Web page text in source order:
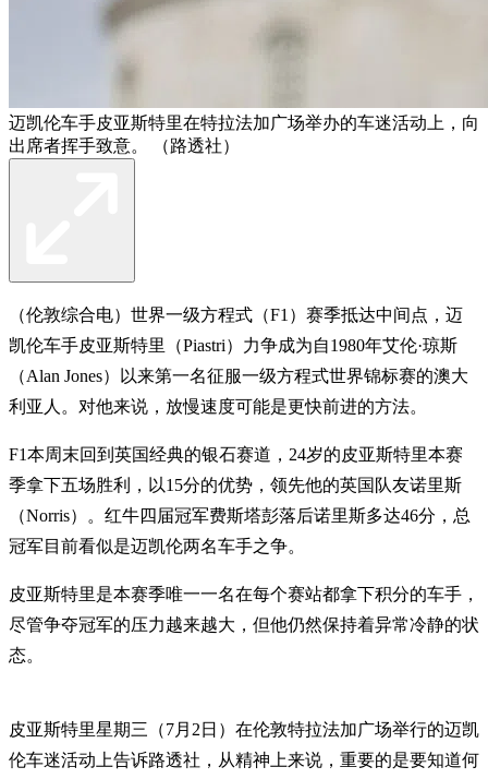
迈凯伦车手皮亚斯特里在特拉法加广场举办的车迷活动上，向
出席者挥手致意。 （路透社）
（伦敦综合电）世界一级方程式（F1）赛季抵达中间点，迈
凯伦车手皮亚斯特里（Piastri）力争成为自1980年艾伦·琼斯
（Alan Jones）以来第一名征服一级方程式世界锦标赛的澳大
利亚人。对他来说，放慢速度可能是更快前进的方法。
F1本周末回到英国经典的银石赛道，24岁的皮亚斯特里本赛
季拿下五场胜利，以15分的优势，领先他的英国队友诺里斯
（Norris）。红牛四届冠军费斯塔彭落后诺里斯多达46分，总
冠军目前看似是迈凯伦两名车手之争。
皮亚斯特里是本赛季唯一一名在每个赛站都拿下积分的车手，
尽管争夺冠军的压力越来越大，但他仍然保持着异常冷静的状
态。
皮亚斯特里星期三（7月2日）在伦敦特拉法加广场举行的迈凯
伦车迷活动上告诉路透社，从精神上来说，重要的是要知道何